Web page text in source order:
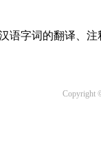
字词的翻译、
Copyright